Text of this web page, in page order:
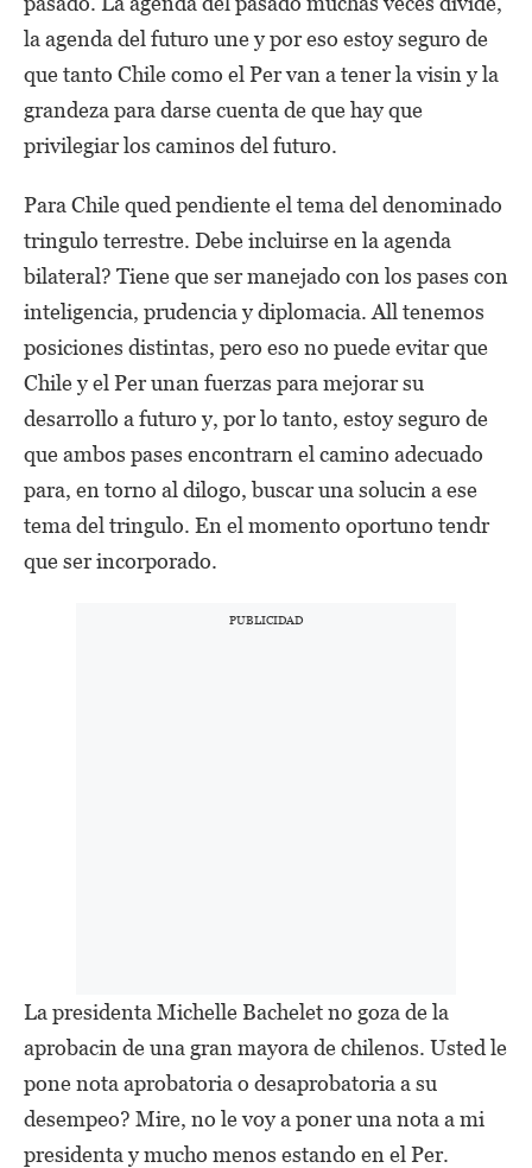
la agenda del futuro une y por eso estoy seguro de
que tanto Chile como el Per van a tener la visin y la
grandeza para darse cuenta de que hay que
privilegiar los caminos del futuro.
Para Chile qued pendiente el tema del denominado
tringulo terrestre. Debe incluirse en la agenda
bilateral? Tiene que ser manejado con los pases con
inteligencia, prudencia y diplomacia. All tenemos
posiciones distintas, pero eso no puede evitar que
Chile y el Per unan fuerzas para mejorar su
desarrollo a futuro y, por lo tanto, estoy seguro de
que ambos pases encontrarn el camino adecuado
para, en torno al dilogo, buscar una solucin a ese
tema del tringulo. En el momento oportuno tendr
que ser incorporado.
La presidenta Michelle Bachelet no goza de la
aprobacin de una gran mayora de chilenos. Usted le
pone nota aprobatoria o desaprobatoria a su
desempeo? Mire, no le voy a poner una nota a mi
presidenta y mucho menos estando en el Per.